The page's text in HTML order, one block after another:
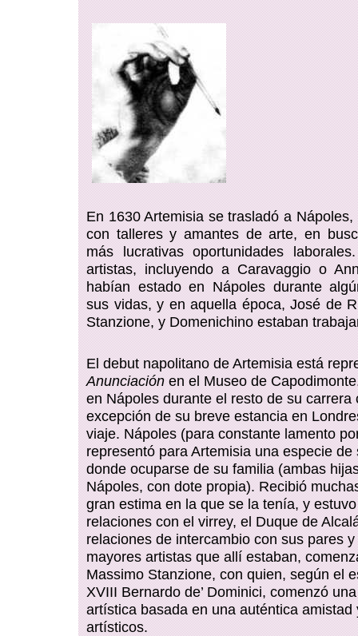
En 1630 Artemisia se trasladó a
con talleres y amantes de arte, en
más lucrativas oportunidades
artistas, incluyendo a Caravaggio o
habían estado en Nápoles durante
sus vidas, y en aquella época, José de
Stanzione, y Domenichino estaban
El debut napolitano de Artemisia está
Anunciaciónen el Museo de
en Nápoles durante el resto de su carrera
excepción de su breve estancia en
viaje. Nápoles (para constante lamento
representó para Artemisia una especie de
donde ocuparse de su familia (ambas
Nápoles, con dote propia). Recibió
gran estima en la que se la tenía, y
relaciones con el virrey, el Duque de
relaciones de intercambio con sus pares
mayores artistas que allí estaban,
Massimo Stanzione, con quien, según el
XVIII Bernardo de’ Dominici, comenzó
artística basada en una auténtica amistad
artísticos.